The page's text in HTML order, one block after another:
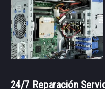
24/7 Reparación